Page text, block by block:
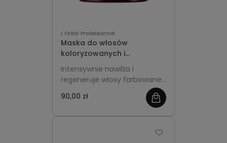
L'Oréal Professionnel
Maska do włosów
koloryzowanych i
rozjaśnianych 250ml -
L'Oréal Professionnel
Vitamino Color Spectrum
Intensywnie nawilża i
regeneruje włosy farbowane,
przywraca im miękkość oraz
90,00 zł